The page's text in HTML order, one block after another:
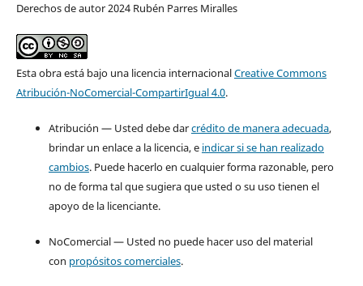
Derechos de autor 2024 Rubén Parres Miralles
Esta obra está bajo una licencia internacionalCreative Commons
Atribución-NoComercial-CompartirIgual 4.0.
Atribución — Usted debe darcrédito de manera adecuada,
brindar un enlace a la licencia, e indicar si se han realizado
cambios. Puede hacerlo en cualquier forma razonable, pero
no de forma tal que sugiera que usted o su uso tienen el
apoyo de la licenciante.
NoComercial — Usted no puede hacer uso del material
con propósitos comerciales.